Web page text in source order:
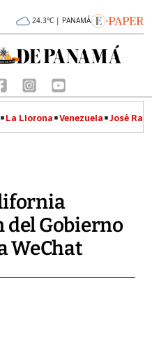
24.3°C | PANAMÁ
La Llorona Venezuela José
del Gobierno
WeChat